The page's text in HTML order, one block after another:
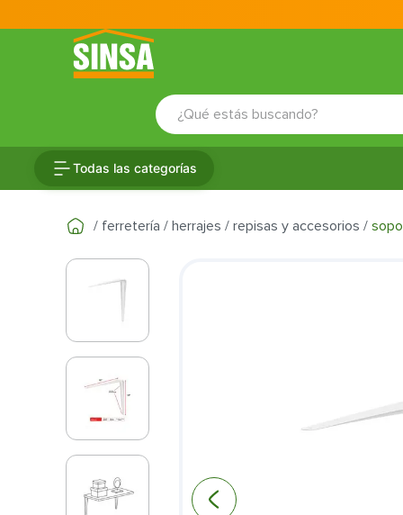
¿Qué estás buscando?
Todas las categorías
ferretería herrajes repisas y accesorios
6.
.
9.
10